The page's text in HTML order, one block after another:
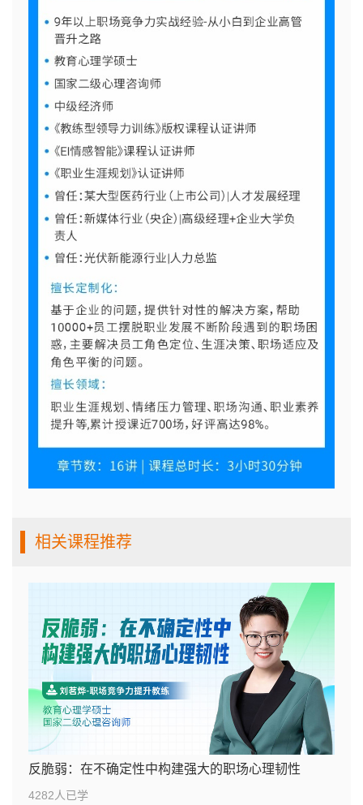
相关课程推荐
反脆弱：在不确定性中构建强大的职场心理韧性
4282人已学